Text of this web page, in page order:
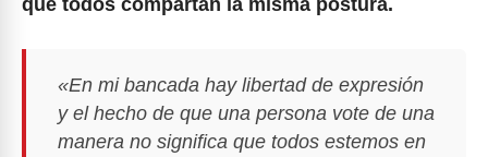
«En mi bancada hay libertad de expresión
y el hecho de que una persona vote de una
manera no significa que todos estemos en